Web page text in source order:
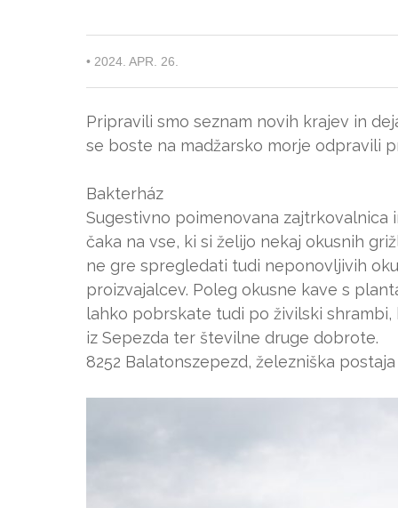
• 2024. APR. 26.
Pripravili smo seznam novih krajev in
se boste na madžarsko morje odpravili
Bakterház
Sugestivno poimenovana zajtrkovalnica
čaka na vse, ki si želijo nekaj okusnih
ne gre spregledati tudi neponovljivih
proizvajalcev. Poleg okusne kave s
lahko pobrskate tudi po živilski
iz Sepezda ter številne druge dobrote.
8252 Balatonszepezd, železniška postaja